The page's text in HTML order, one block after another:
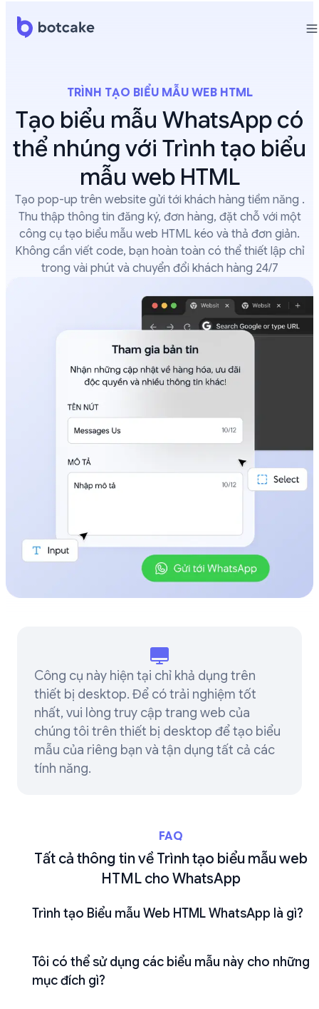
TRÌNH TẠO BIỂU MẪU WEB HTML
Tạo biểu mẫu WhatsApp có
thể nhúng với Trình tạo biểu
mẫu web HTML
Tạo pop-up trên website gửi tới khách hàng tiềm năng .
Thu thập thông tin đăng ký, đơn hàng, đặt chỗ với một
công cụ tạo biểu mẫu web HTML kéo và thả đơn giản.
Không cần viết code, bạn hoàn toàn có thể thiết lập chỉ
trong vài phút và chuyển đổi khách hàng 24/7
Công cụ này hiện tại chỉ khả dụng trên
thiết bị desktop. Để có trải nghiệm tốt
nhất, vui lòng truy cập trang web của
chúng tôi trên thiết bị desktop để tạo biểu
mẫu của riêng bạn và tận dụng tất cả các
tính năng.
FAQ
Tất cả thông tin về Trình tạo biểu mẫu web
HTML cho WhatsApp
Trình tạo Biểu mẫu Web HTML WhatsApp là gì?
Tôi có thể sử dụng các biểu mẫu này cho những
mục đích gì?